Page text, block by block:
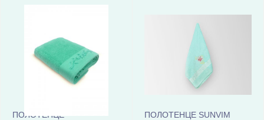
ПОЛОТЕНЦЕ
ПОЛОТЕНЦЕ SUNVIM